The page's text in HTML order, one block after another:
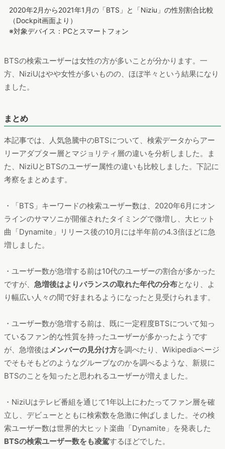
2020年2月から2021年1月の「BTS」と「Niziu」の性別割合比較
（Dockpit画面より）
※対象デバイス：PCとスマートフォン
BTSの検索ユーザーは女性の方が多いことが分かります。一
方、NiziUはやや女性が多いものの、ほぼ半々という結果になり
ました。
まとめ
本記事では、人気急騰中のBTSについて、検索データからアー
リーアダプター層とマジョリティ層の違いを分析しました。ま
た、NiziUとBTSのユーザー属性の違いも比較しました。下記に
考察をまとめます。
・「BTS」キーワードの検索ユーザー数は、2020年6月にオン
ラインのサマソニが開催されたタイミングで微増し、大ヒット
曲「Dynamite」リリース後の10月には半年前の4.3倍ほどに急
増しました。
・ユーザー数が急増する前は10代のユーザーの割合が多かった
ですが、 急増後はよりバランスの取れた年代の分布となり、よ
り幅広い人々の間で好まれるようになったと見受けられます。
・ユーザー数が急増する前は、既に一定程度BTSについて知っ
ているファン的な性質を持ったユーザーが多かったようです
が、急増後はメンバーの見分け方を調べたり、Wikipediaページ
でそもそもどのようなグループなのかを調べるような、新規に
BTSのことを知ったと思われるユーザーが増えました。
・NiziUはテレビ番組を通じて1年以上にわたってファン層を確
立し、デビューとともに検索数を急激に伸ばしました。その検
索ユーザー数は世界的大ヒット楽曲「Dynamite」を発表した
BTSの検索ユーザー数をも凌駕するほどでした。